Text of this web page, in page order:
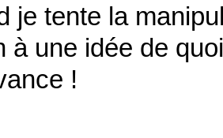
je tente la
à une idée de
!